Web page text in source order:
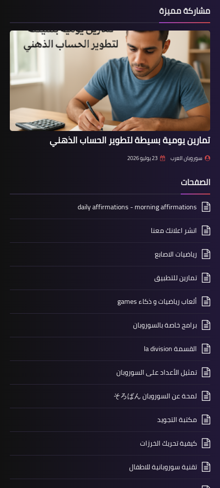
مشاركة مميزة
تمارين يومية بسيطة لتطوير الحساب الذهني
سوروبان العرب 23 يوليو 2026
الصفحات
daily affirmations - morning affirmations
انشر اعلانك معنا
رياضيات الاصابع
تمارين للتطبيق
ألعاب رياضيات و ذكاء games
برامج خاصة بالسوروبان
القسمة la division
تمثيل الأعداد على السوروبان
لمحة عن السوروبان そろばん
مكتبة التجويد
كيفية تحريك الخرزات
تقنية سوروبانية للاطفال